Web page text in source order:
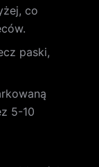
co
paski,
5-10